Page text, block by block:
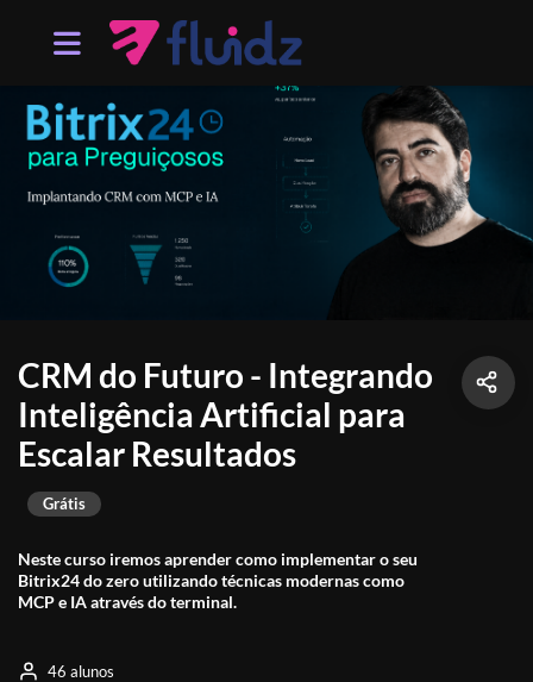
CRM do Futuro - Integrando
Inteligência Artificial para
Escalar Resultados
Neste curso iremos aprender como implementar o seu
Bitrix24 do zero utilizando técnicas modernas como
MCP e IA através do terminal.
Grátis
46 alunos